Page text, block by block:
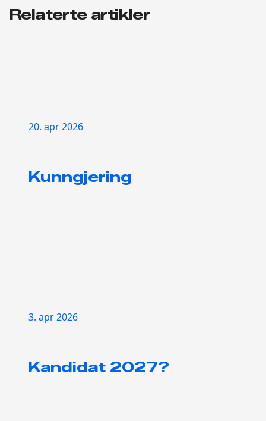
Relaterte artikler
20. apr 2026
Kunngjering
3. apr 2026
Kandidat 2027?